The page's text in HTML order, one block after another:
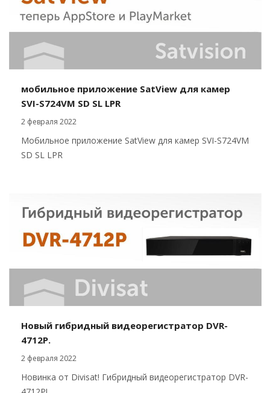
мобильное приложение SatView для камер
SVI-S724VM SD SL LPR
2 февраля 2022
Мобильное приложение SatView для камер SVI-S724VM
SD SL LPR
Новый гибридный видеорегистратор DVR-
4712P.
2 февраля 2022
Новинка от Divisat! Гибридный видеорегистратор DVR-